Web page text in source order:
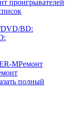
проигрывателей
BD:
MРемонт
полный